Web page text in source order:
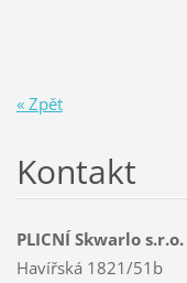
« Zpět
Kontakt
PLICNÍ Skwarlo s.r.o.
Havířská 1821/51b